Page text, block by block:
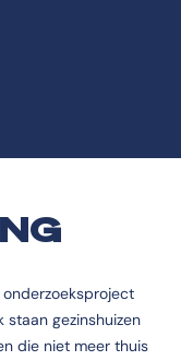
staan gezinshuizen
die niet meer thuis